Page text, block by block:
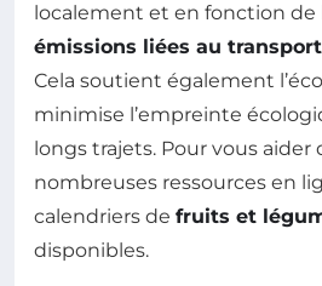
localement et en fonction de
émissions liées au transport
Cela soutient également
minimise l’empreinte
longs trajets. Pour vous aider
nombreuses ressources en
calendriers de fruits et
disponibles.